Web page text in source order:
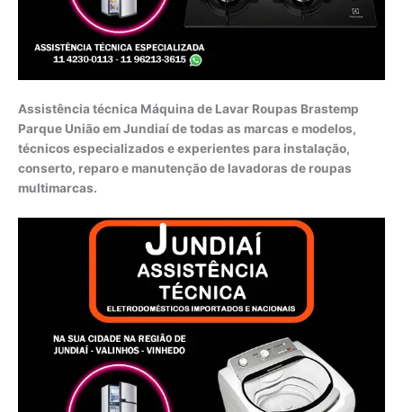
Assistência técnica Máquina de Lavar Roupas Brastemp
Parque União em Jundiaí de todas as marcas e modelos,
técnicos especializados e experientes para instalação,
conserto, reparo e manutenção de lavadoras de roupas
multimarcas.